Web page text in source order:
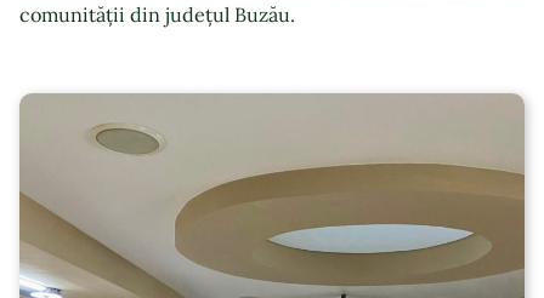
comunității din județul Buzău.